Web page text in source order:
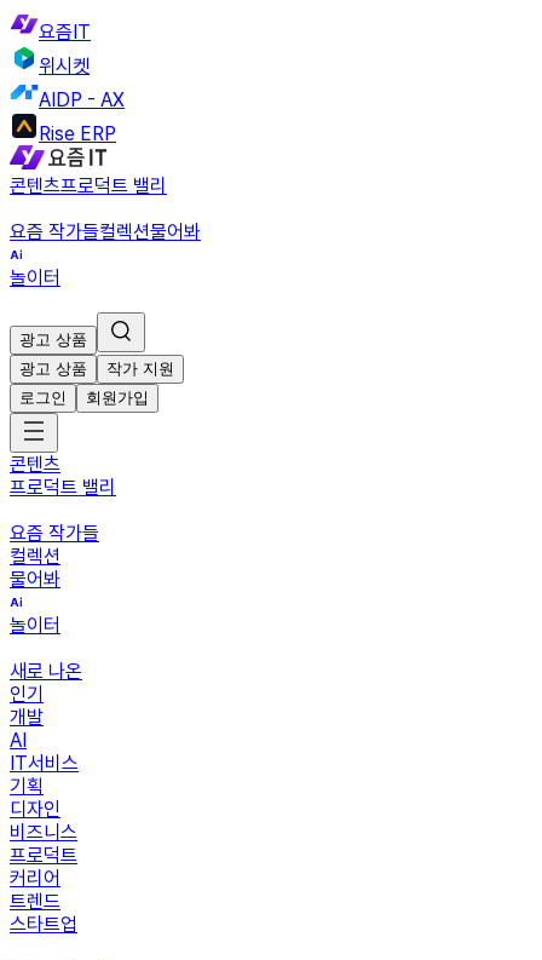
요즘IT
위시켓
AIDP - AX
Rise ERP
콘텐츠프로덕트 밸리
요즘 작가들컬렉션물어봐
놀이터
광고 상품
광고 상품
작가 지원
로그인
회원가입
콘텐츠
프로덕트 밸리
요즘 작가들
컬렉션
물어봐
놀이터
새로 나온
인기
개발
AI
IT서비스
기획
디자인
비즈니스
프로덕트
커리어
트렌드
스타트업